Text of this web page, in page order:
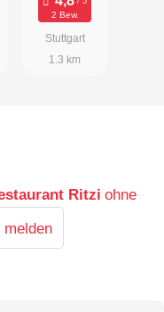
2 Bew.
Stuttgart
1.3 km
Ritzi ohne
melden